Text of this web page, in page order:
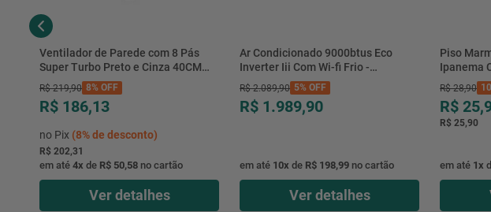
Ventilador de Parede com 8 Pás
Super Turbo Preto e Cinza 40CM
220V 140W - VTX-40P-8P - Mondial
R$ 219,90 8% OFF
R$ 186,13
no Pix (8%de desconto)
R$ 202,31
em até 4x de R$ 50,58 no cartão
Ver detalhes
Ar Condicionado 9000btus Eco
Inverter Iii Com Wi-fi Frio -
Hjfe09c2cg|hjfi09c2wg - Elgin
R$ 2.089,90 5% OFF
R$ 1.989,90
em até 10x de R$ 198,99 no cartão
Ver detalhes
Piso
Ipanema
R$ 28,90
R$
R$ 25,90
em até 1x